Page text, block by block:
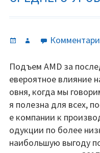
Опубликовано
Автор
Подъем AMD за
евероятное влияние
овня, когда мы
я полезна для всех,
е компании к
одукции по более
наибольшую выгоду